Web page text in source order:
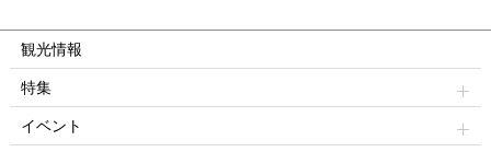
観光情報
特集
イベント